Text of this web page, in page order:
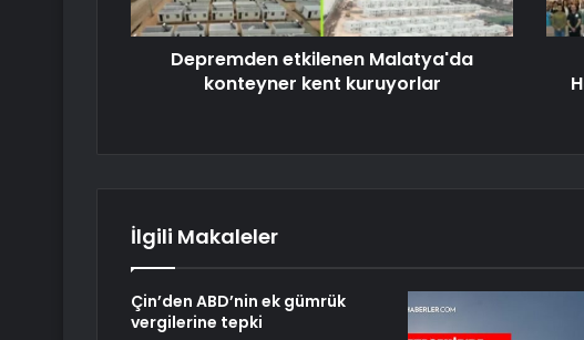
Depremden etkilenen Malatya'da
konteyner kent kuruyorlar
İlgili Makaleler
Çin’den ABD’nin ek gümrük
vergilerine tepki